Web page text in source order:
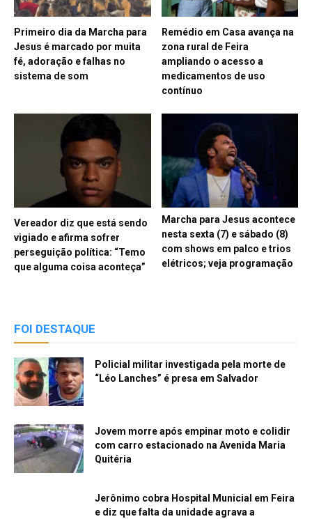
Primeiro dia da Marcha para
Jesus é marcado por muita
fé, adoração e falhas no
sistema de som
Remédio em Casa avança na
zona rural de Feira
ampliando o acesso a
medicamentos de uso
contínuo
Vereador diz que está sendo
vigiado e afirma sofrer
perseguição política: “Temo
que alguma coisa aconteça”
Marcha para Jesus acontece
nesta sexta (7) e sábado (8)
com shows em palco e trios
elétricos; veja programação
FOI DESTAQUE
Policial militar investigada pela morte de
“Léo Lanches” é presa em Salvador
Jovem morre após empinar moto e colidir
com carro estacionado na Avenida Maria
Quitéria
Jerônimo cobra Hospital Municial em Feira
e diz que falta da unidade agrava a